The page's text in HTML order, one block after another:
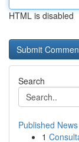
HTML is disabled
Search
Published News
1